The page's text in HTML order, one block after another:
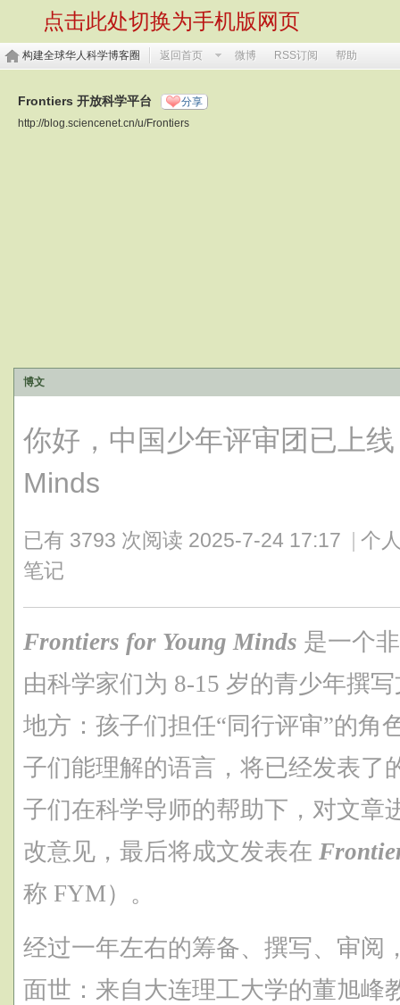
点击此处切换为手机版网页
构建全球华人科学博客圈 返回首页 微博 RSS订阅 帮助
Frontiers 开放科学平台 分享
http://blog.sciencenet.cn/u/Frontiers
博文
你好，中国少年评审团已上
Minds
已有 3793 次阅读 2025-7-24 17:17
个
笔记
Frontiers for Young Minds 是一个
由科学家们为 8-15 岁的青少年撰
地方：孩子们担任“同行评审”的角
子们能理解的语言，将已经发表了
子们在科学导师的帮助下，对文章
改意见，最后将成文发表在
称 FYM）。
经过一年左右的筹备、撰写、审阅
面世：来自大连理工大学的董旭峰